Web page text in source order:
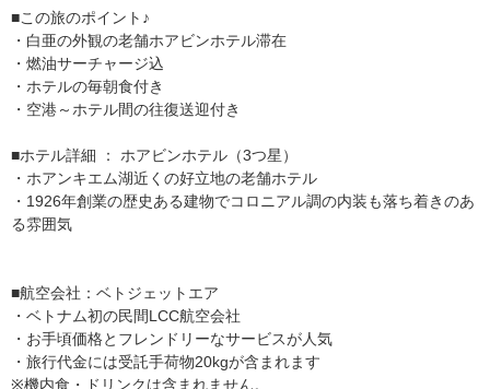
■この旅のポイント♪
・白亜の外観の老舗ホアビンホテル滞在
・燃油サーチャージ込
・ホテルの毎朝食付き
・空港～ホテル間の往復送迎付き
■ホテル詳細 ： ホアビンホテル（3つ星）
・ホアンキエム湖近くの好立地の老舗ホテル
・1926年創業の歴史ある建物でコロニアル調の内装も落ち着きのあ
る雰囲気
■航空会社：ベトジェットエア
・ベトナム初の民間LCC航空会社
・お手頃価格とフレンドリーなサービスが人気
・旅行代金には受託手荷物20kgが含まれます
※機内食・ドリンクは含まれません。